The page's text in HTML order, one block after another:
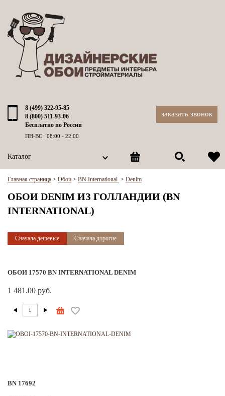
8 (499) 322-95-85
8 (800) 511-93-06
Бесплатно по России
ПН-ВС: 08:00 - 22:00
заказать звонок
Каталог
Главная страница > Обои > BN International > Denim
ОБОИ DENIM ИЗ ГОЛЛАНДИИ (BN
INTERNATIONAL)
Сначала дешевые Сначала дорогие
ОБОИ 17570 BN INTERNATIONAL DENIM
1 481.00 руб.
BN 17692